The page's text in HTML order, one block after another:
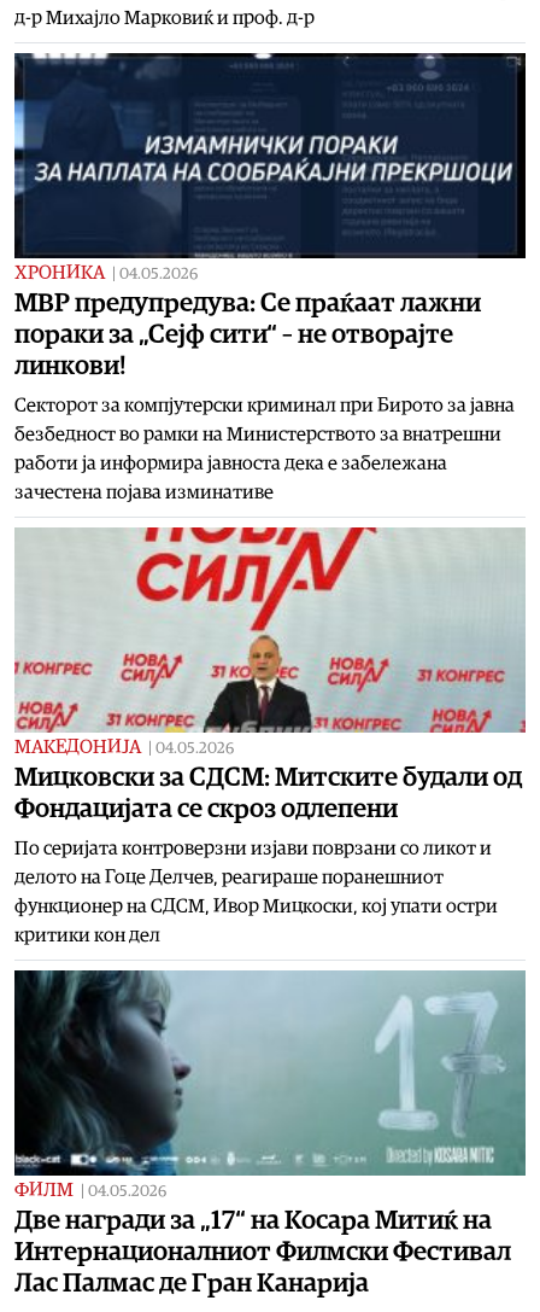
д-р Михајло Марковиќ и проф. д-р
ХРОНИКА 04.05.2026
МВР предупредува: Се праќаат лажни
пораки за „Сејф сити“ – не отворајте
линкови!
Секторот за компјутерски криминал при Бирото за јавна
безбедност во рамки на Министерството за внатрешни
работи ја информира јавноста дека е забележана
зачестена појава изминативе
МАКЕДОНИЈА 04.05.2026
Мицковски за СДСМ: Митските будали од
Фондацијата се скроз одлепени
По серијата контроверзни изјави поврзани со ликот и
делото на Гоце Делчев, реагираше поранешниот
функционер на СДСМ, Ивор Мицкоски, кој упати остри
критики кон дел
ФИЛМ 04.05.2026
Две награди за „17“ на Косара Митиќ на
Интернационалниот Филмски Фестивал
Лас Палмас де Гран Канарија